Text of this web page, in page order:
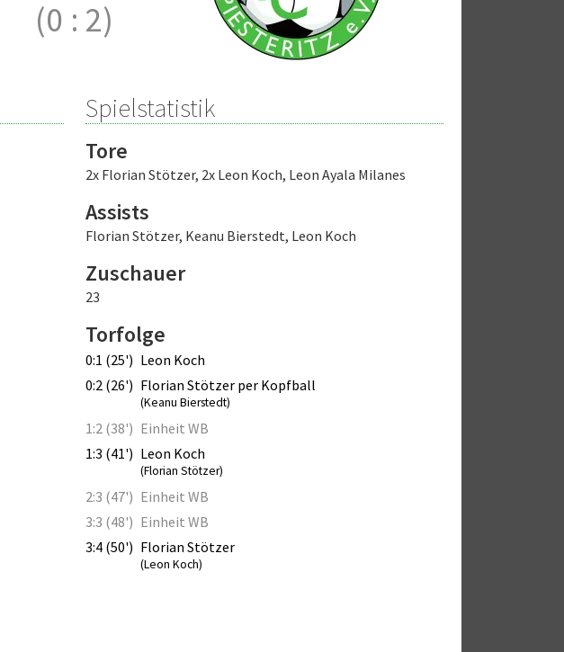
(0 : 2)
Spielstatistik
Tore
2x Florian Stötzer, 2x Leon Koch, Leon Ayala Milanes
Assists
Florian Stötzer, Keanu Bierstedt, Leon Koch
Zuschauer
23
Torfolge
0:1 (25') Leon Koch
0:2 (26') Florian Stötzer per Kopfball
(Keanu Bierstedt)
1:2 (38') Einheit WB
1:3 (41') Leon Koch
(Florian Stötzer)
2:3 (47') Einheit WB
3:3 (48') Einheit WB
3:4 (50') Florian Stötzer
(Leon Koch)